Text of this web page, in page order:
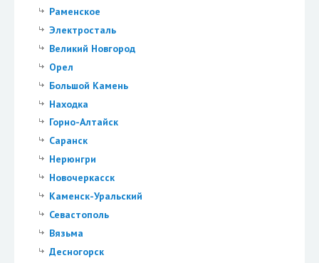
Раменское
Электросталь
Великий Новгород
Орел
Большой Камень
Находка
Горно-Алтайск
Саранск
Нерюнгри
Новочеркасск
Каменск-Уральский
Севастополь
Вязьма
Десногорск